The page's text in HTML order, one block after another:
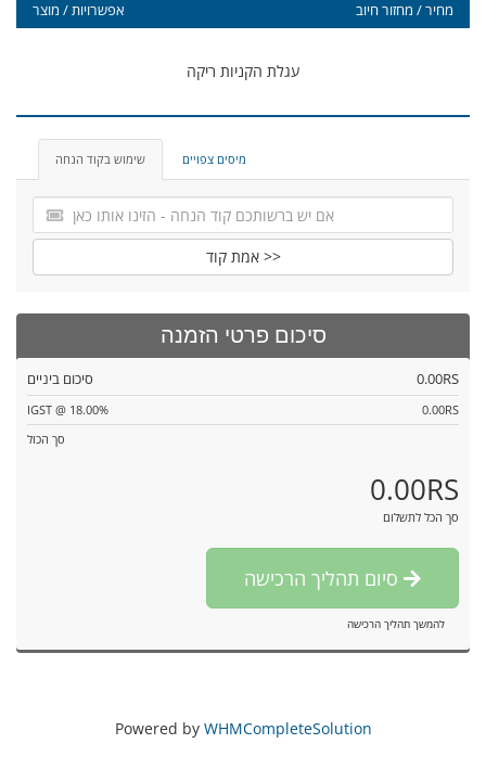
אפשרויות / מוצר מחיר / מחזור חיוב
עגלת הקניות ריקה
שימוש בקוד הנחה מיסים צפויים
אמת קוד >>
סיכום פרטי הזמנה
סיכום ביניים 0.00RS
IGST @ 18.00%
0.00RS
סך הכול
0.00RS
סך הכל לתשלום
להמשך תהליך הרכישה
Powered by WHMCompleteSolution